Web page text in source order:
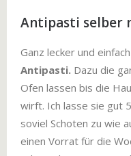
Antipasti selber
Ganz lecker und
Antipasti. Dazu die
Ofen lassen bis die
wirft. Ich lasse sie gut
soviel Schoten zu wie
einen Vorrat für die